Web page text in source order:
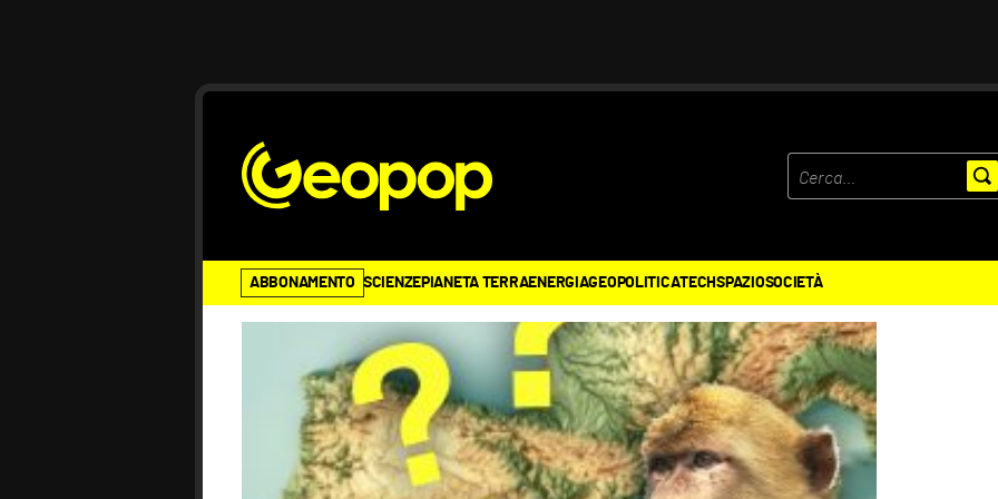
ABBONAMENTO SCIENZEPIANETA TERRAENERGIAGEOPOLITICATECHSPAZIOSOCIETÀ